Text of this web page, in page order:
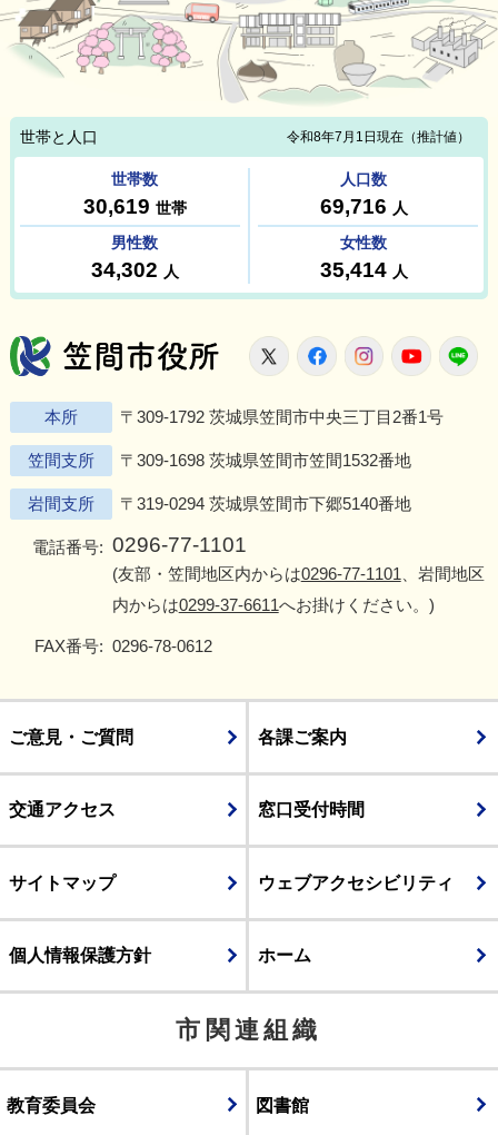
笠間市役所
X FacebookInstagram
本所 〒309-1792 茨城県笠間市中央三丁目2番1号
笠間支所 〒309-1698 茨城県笠間市笠間1532番地
岩間支所 〒319-0294 茨城県笠間市下郷5140番地
電話番号: 0296-77-1101
(友部・笠間地区内からは0296-77-1101 、岩間地区
内からは0299-37-6611へお掛けください。)
FAX番号: 0296-78-0612
ご意見・ご質問 各課ご案内
交通アクセス 窓口受付時間
サイトマップ ウェブアクセシビリティ
個人情報保護方針 ホーム
市関連組織
教育委員会 図書館